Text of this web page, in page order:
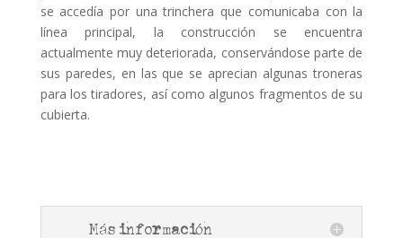
se accedía por una trinchera que comunicaba con la
línea principal, la construcción se encuentra
actualmente muy deteriorada, conservándose parte de
sus paredes, en las que se aprecian algunas troneras
para los tiradores, así como algunos fragmentos de su
cubierta.
Más información